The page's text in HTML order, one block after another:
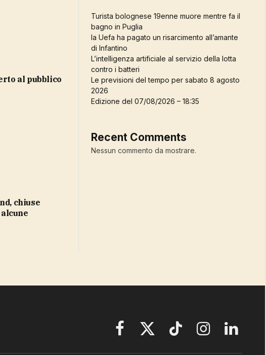
al pubblico
Turista bolognese 19enne muore mentre fa il
bagno in Puglia
la Uefa ha pagato un risarcimento all’amante
di Infantino
L’intelligenza artificiale al servizio della lotta
contro i batteri
Le previsioni del tempo per sabato 8 agosto
2026
Edizione del 07/08/2026 – 18:35
Recent Comments
Nessun commento da mostrare.
Facebook
X
TikTok InstagramLinkedIn